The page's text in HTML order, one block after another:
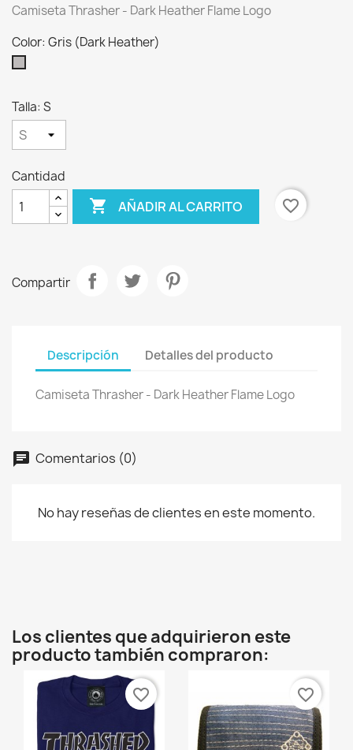
Camiseta Thrasher - Dark Heather Flame Logo
Color: Gris (Dark Heather)
Talla: S
Cantidad
 AÑADIR AL CARRITO favorite_border
Compartir
Descripción Detalles del producto
Camiseta Thrasher - Dark Heather Flame Logo
Comentarios (0)
No hay reseñas de clientes en este momento.
Los clientes que adquirieron este
producto también compraron:
favorite_border favorite_border
Nombre de la lista de deseos
Crear lista de deseos